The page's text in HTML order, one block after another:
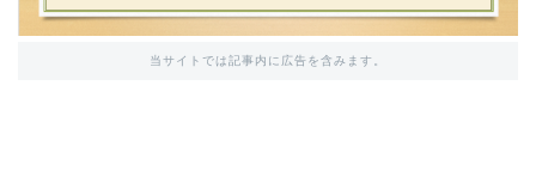
当サイトでは記事内に広告を含みます。